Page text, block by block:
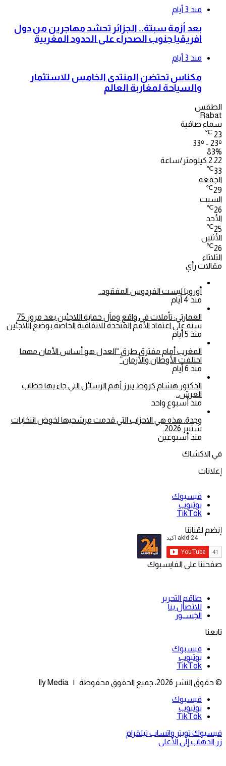
منذ 3 أيام
بعد أزمة سبتة.. الجزائر تحشد مهاجرين من دول
افريقيا جنوب الصحراء على الحدود المغربية
منذ 3 أيام
مكناس تحتضن المنتدى الخامس للاستثمار
والسياحة لمغاربة العالم
الطقس
Rabat
سماء صافية
23
℃
33º - 23º
83%
2.22 كيلومتر/ساعة
33
℃
الجمعة
29
℃
السبت
26
℃
الأحد
25
℃
الأثنين
26
℃
الثلاثاء
مقالات رأي
أوروبا ليست الفردوس المفقود..
منذ 4 أيام
العمارتي: تأملات في واقع ومآل حماية اللاجئين بعد مرور 75
سنة على اعتماد الأمم المتحدة للاتفاقية الخاصة بوضع اللاجئين
منذ 5 أيام
المغرب أمام مفترق طرق “العدل هو أساس الأمان مهما
اختلفت الأوطان والأزمان”
منذ 6 أيام
الدكتور هشام كزوط يبرز أهم الرسائل التي جاء بها خطاب
العرش..
منذ أسبوع واحد
وجدة..هذه هي الاحزاب التي قدمت مرشحيها لخوض انتخابات
شتنبر 2026.
منذ أسبوعين
في الاكشاك
إعلانات
فيسبوك
يوتيوب
‫TikTok
إنضم لقناتنا
صفحتنا على الفايسبوك
طاقم التحرير
للاتصال بنا
الجَســور
تابعنا
فيسبوك
يوتيوب
‫TikTok
© حقوق النشر 2026، جميع الحقوق محفوظة | Ily Media
فيسبوك
يوتيوب
‫TikTok
فيسبوك تويتر واتساب تيلقرام
زر الذهاب إلى الأعلى